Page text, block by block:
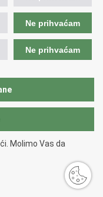
rata
Republike Hrvatske.
Ne prihvaćam
Ne prihvaćam
Molimo Vas da